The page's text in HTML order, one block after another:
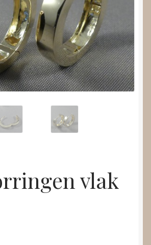
Submenu
uitvouwen
vlak